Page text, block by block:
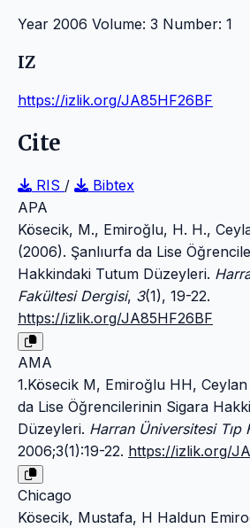
Year 2006 Volume: 3 Number: 1
IZ
https://izlik.org/JA85HF26BF
Cite
RIS /
Bibtex
APA
Kösecik, M., Emiroğlu, H. H.,
(2006). Şanlıurfa da Lise
Hakkindaki Tutum Düzeyleri.
Fakültesi Dergisi, 3(1), 19-22.
https://izlik.org/JA85HF26BF
AMA
1.Kösecik M, Emiroğlu HH,
da Lise Öğrencilerinin Sigara
Düzeyleri. Harran Üniversitesi Tıp
2006;3(1):19-22. https://izlik.org/
Chicago
Kösecik, Mustafa, H Haldun